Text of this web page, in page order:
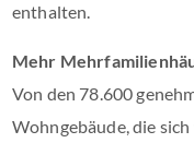
enthalten.
Mehr
Von den 78.600
Wohngebäude, die